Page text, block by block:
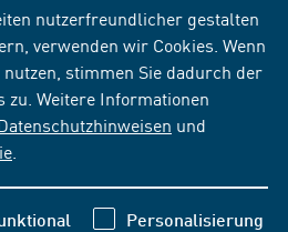
nutzerfreundlicher gestalten
verwenden wir Cookies. Wenn
stimmen Sie dadurch der
zu. Weitere Informationen
und
Personalisierung